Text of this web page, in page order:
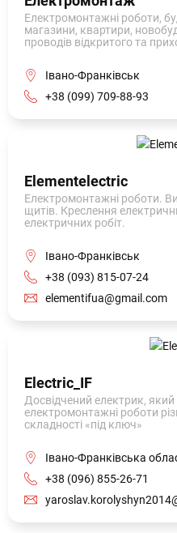
Електромонтажні роботи,
магазини, квартири,
проводів відкритого та
Івано-Франківськ
+38 (099) 709-88-93
Elementelectric
Електромонтажні роботи.
щитів. Креслення
електричних робіт.
Івано-Франківськ
+38 (093) 815-07-24
elementifua@gmail.com
Electric_IF
Досвідчений електрик,
електромонтажні роботи
складності «під ключ»
Івано-Франківська
+38 (096) 855-26-71